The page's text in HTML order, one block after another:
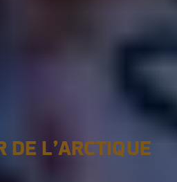
DE L’ARCTIQUE